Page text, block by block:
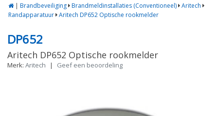
| Brandbeveiliging Brandmeldinstallaties (Conventioneel) Aritech
Randapparatuur Aritech DP652 Optische rookmelder
DP652
Aritech DP652 Optische rookmelder
Merk: Aritech | Geef een beoordeling